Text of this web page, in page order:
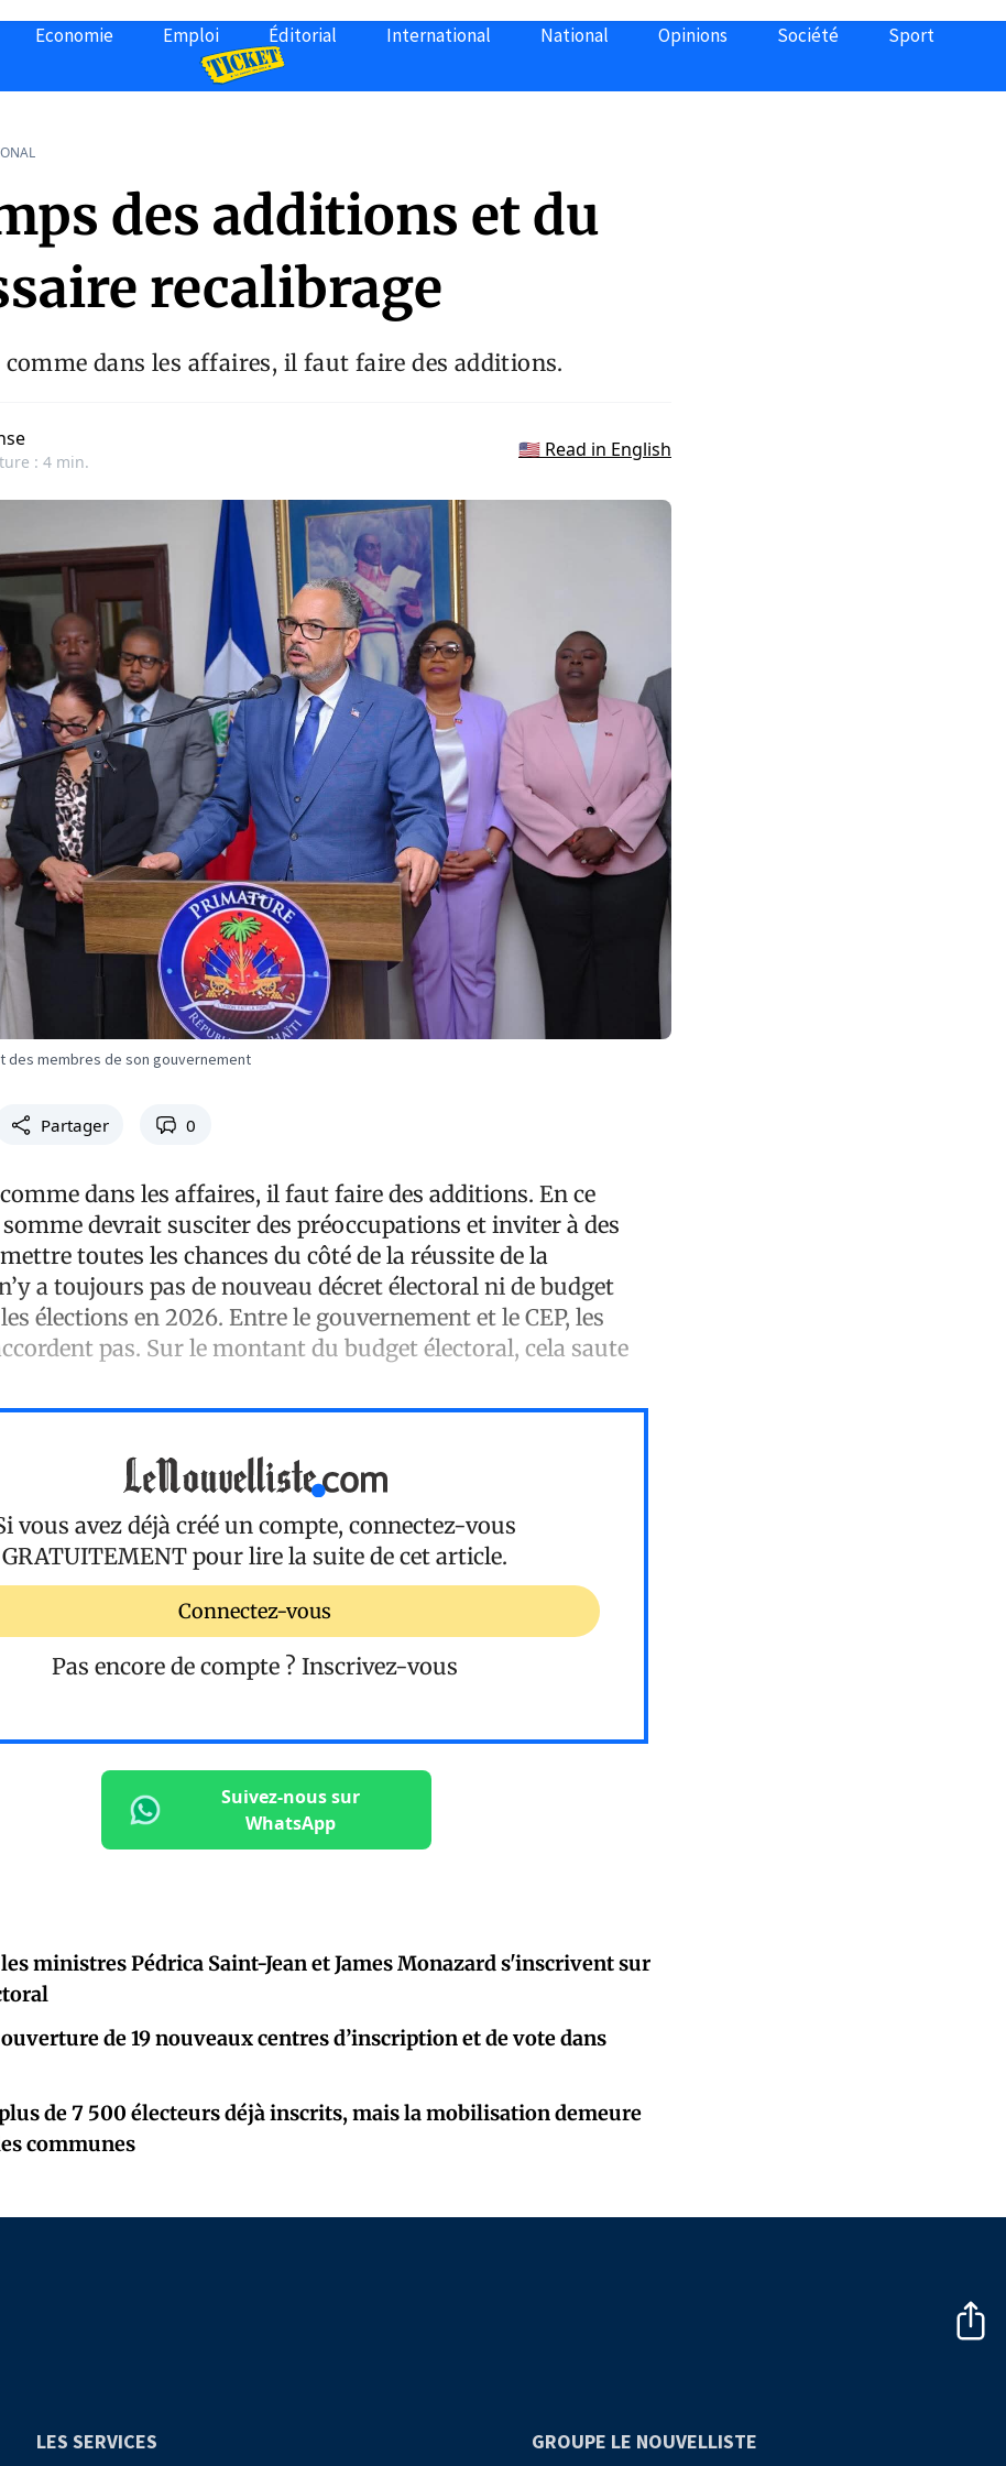
Economie Emploi Éditorial International National Opinions Société Sport
des additions et du
recalibrage
dans les affaires, il faut faire des additions.
: 4 min.
🇺🇸 Read in English
des membres de son gouvernement
Partager 0
dans les affaires, il faut faire des additions. En ce
devrait susciter des préoccupations et inviter à des
toutes les chances du côté de la réussite de la
a toujours pas de nouveau décret électoral ni de budget
élections en 2026. Entre le gouvernement et le CEP, les
pas. Sur le montant du budget électoral, cela saute
vous avez déjà créé un compte, connectez-vous
GRATUITEMENT pour lire la suite de cet article.
Connectez-vous
Pas encore de compte ? Inscrivez-vous
Suivez-nous sur
WhatsApp
ministres Pédrica Saint-Jean et James Monazard s'inscrivent sur
de 19 nouveaux centres d’inscription et de vote dans
de 7 500 électeurs déjà inscrits, mais la mobilisation demeure
communes
LES SERVICES GROUPE LE NOUVELLISTE